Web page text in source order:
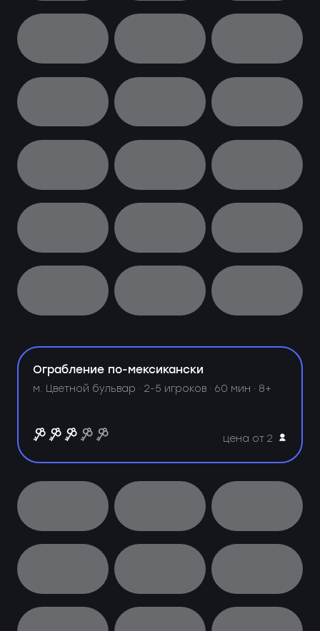
Ограбление по-мексикански
м. Цветной бульвар ·2-5 игроков · 60 мин · 8+
цена от 2